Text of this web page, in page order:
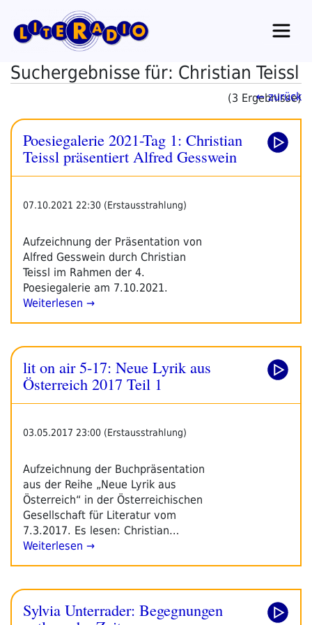
Inhalt
springen
Suchergebnisse für: Christian Teissl
(3 Ergebnisse)
← zurück
Poesiegalerie 2021-Tag 1: Christian
Teissl präsentiert Alfred Gesswein
07.10.2021 22:30 (Erstausstrahlung)
Aufzeichnung der Präsentation von
Alfred Gesswein durch Christian
Teissl im Rahmen der 4.
Poesiegalerie am 7.10.2021.
Weiterlesen →
lit on air 5-17: Neue Lyrik aus
Österreich 2017 Teil 1
03.05.2017 23:00 (Erstausstrahlung)
Aufzeichnung der Buchpräsentation
aus der Reihe „Neue Lyrik aus
Österreich“ in der Österreichischen
Gesellschaft für Literatur vom
7.3.2017. Es lesen: Christian…
Weiterlesen →
Sylvia Unterrader: Begegnungen